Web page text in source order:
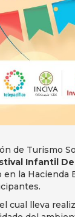
de Turismo
Infantil
la Hacienda
cual lleva